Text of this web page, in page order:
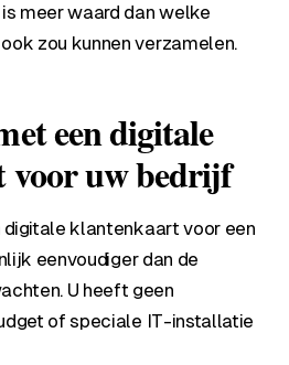
meer waard dan welke
zou kunnen verzamelen.
een digitale
uw bedrijf
digitale klantenkaart voor een
eenvoudiger dan de
U heeft geen
of speciale IT-installatie